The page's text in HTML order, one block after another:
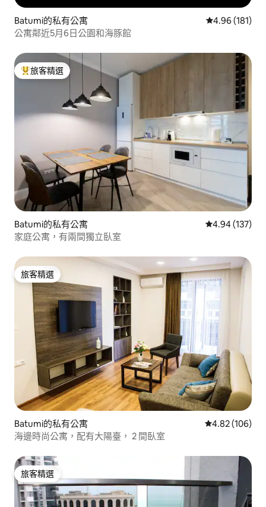
Batumi的私有公寓 從 181 則評價
4.96 (181)
公寓鄰近5月6日公園和海豚館
旅客精選榜首
旅客精選
Batumi的私有公寓 從 137 則評價
4.94 (137)
家庭公寓，有兩間獨立臥室
旅客精選
旅客精選
Batumi的私有公寓 從 106 則評價
4.82 (106)
海邊時尚公寓，配有大陽臺， 2 間臥室
旅客精選
旅客精選